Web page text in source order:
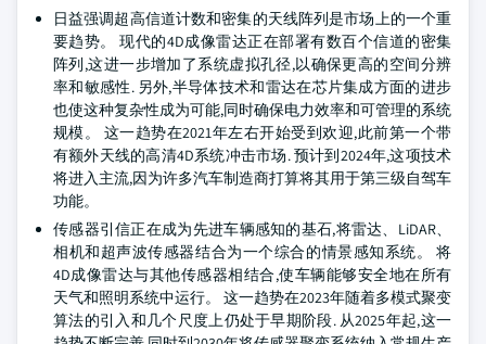
日益强调超高信道计数和密集的天线阵列是市场上的一个重
要趋势。 现代的4D成像雷达正在部署有数百个信道的密集
阵列,这进一步增加了系统虚拟孔径,以确保更高的空间分辨
率和敏感性. 另外,半导体技术和雷达在芯片集成方面的进步
也使这种复杂性成为可能,同时确保电力效率和可管理的系统
规模。 这一趋势在2021年左右开始受到欢迎,此前第一个带
有额外天线的高清4D系统冲击市场. 预计到2024年,这项技术
将进入主流,因为许多汽车制造商打算将其用于第三级自驾车
功能。
传感器引信正在成为先进车辆感知的基石,将雷达、LiDAR、
相机和超声波传感器结合为一个综合的情景感知系统。 将
4D成像雷达与其他传感器相结合,使车辆能够安全地在所有
天气和照明系统中运行。 这一趋势在2023年随着多模式聚变
算法的引入和几个尺度上仍处于早期阶段. 从2025年起,这一